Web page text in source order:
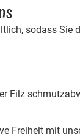
sodass
Filz
Freiheit mit